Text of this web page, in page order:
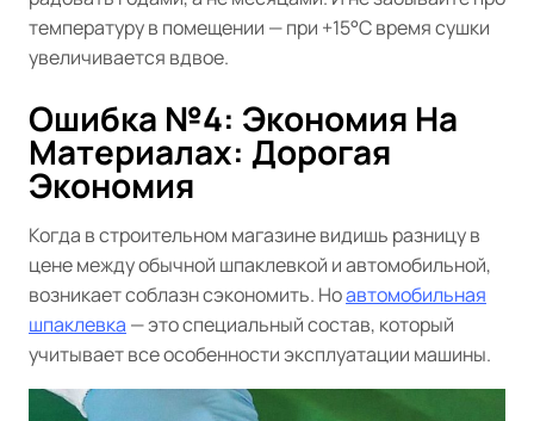
температуру в помещении — при +15°C время сушки
увеличивается вдвое.
Ошибка №4: Экономия На
Материалах: Дорогая
Экономия
Когда в строительном магазине видишь разницу в
цене между обычной шпаклевкой и автомобильной,
возникает соблазн сэкономить. Ноавтомобильная
шпаклевка — это специальный состав, который
учитывает все особенности эксплуатации машины.